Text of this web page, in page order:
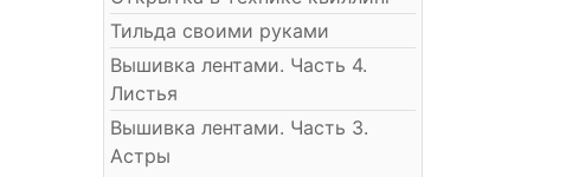
Тильда своими руками
Вышивка лентами. Часть 4.
Листья
Вышивка лентами. Часть 3.
Астры